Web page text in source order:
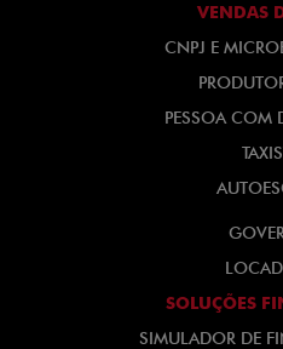
VENDAS
CNPJ E
PESSOA COM
SOLUÇÕES
SIMULADOR DE